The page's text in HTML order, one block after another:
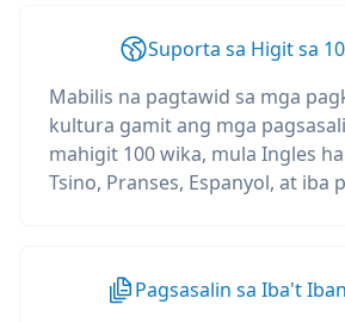
Suporta sa Higit sa
Mabilis na pagtawid sa mga
kultura gamit ang mga
mahigit 100 wika, mula Ingles
Tsino, Pranses, Espanyol, at iba
Pagsasalin sa Iba't